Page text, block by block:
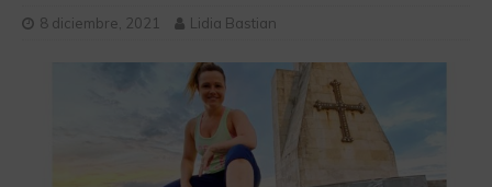
8 diciembre, 2021 Lidia Bastian